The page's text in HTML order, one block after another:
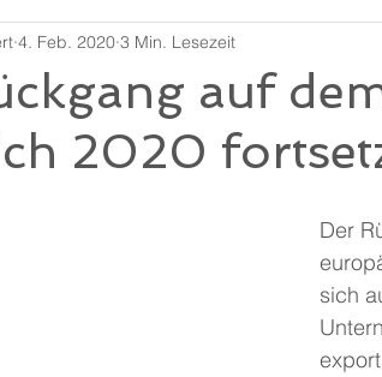
auf
2020
4. Feb. 2020 3 Min. Lesezeit
Der
sich